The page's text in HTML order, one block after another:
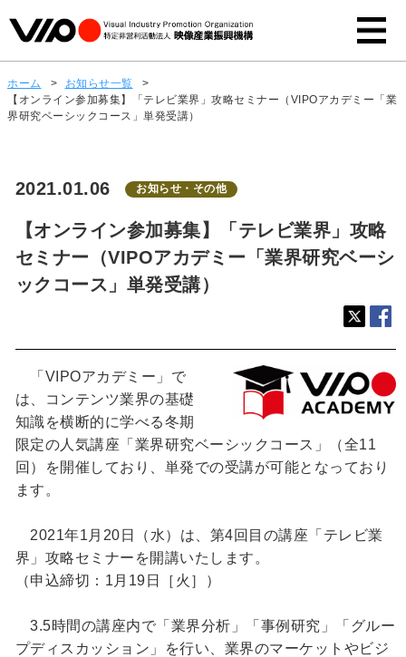
ホーム > お知らせ一覧
>
【オンライン参加募集】「テレビ業界」攻略セミナー（VIPOアカデミー「業
界研究ベーシックコース」単発受講）
2021.01.06 お知らせ・その他
【オンライン参加募集】「テレビ業界」攻略
セミナー（VIPOアカデミー「業界研究ベーシ
ックコース」単発受講）
「VIPOアカデミー」で
は、コンテンツ業界の基礎
知識を横断的に学べる冬期
限定の人気講座「業界研究ベーシックコース」（全11
回）を開催しており、単発での受講が可能となっており
ます。
2021年1月20日（水）は、第4回目の講座「テレビ業
界」攻略セミナーを開講いたします。
（申込締切：1月19日［火］）
3.5時間の講座内で「業界分析」「事例研究」「グルー
プディスカッション」を行い、業界のマーケットやビジ